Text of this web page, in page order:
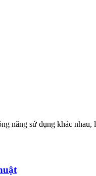
năng sử dụng khác